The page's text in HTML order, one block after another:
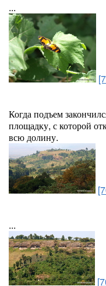
...
Когда подъем
площадку, с которой
всю долину.
...